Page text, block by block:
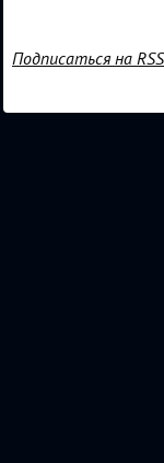
Подписаться на RSS